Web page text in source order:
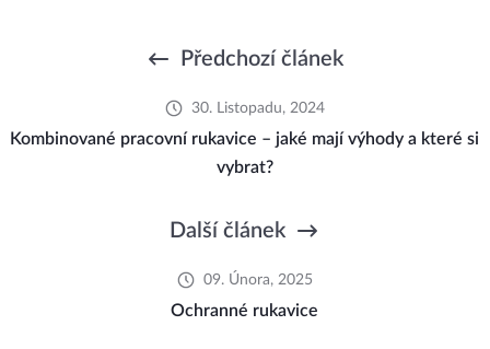
Předchozí článek
30. Listopadu, 2024
Kombinované pracovní rukavice – jaké mají výhody a které si
vybrat?
Další článek
09. Února, 2025
Ochranné rukavice